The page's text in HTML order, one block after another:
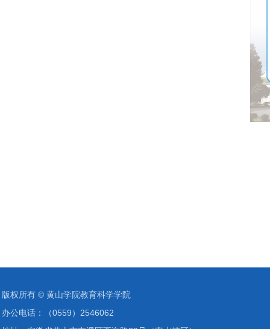
版权所有 ©️ 黄山学院教育科学学院
办公电话：（0559）2546062